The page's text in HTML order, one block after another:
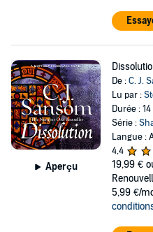
Aperçu
De :C. J.
Lu par :
Durée :
Série :
Langue :
4,4
19,99 €
5,99 €/